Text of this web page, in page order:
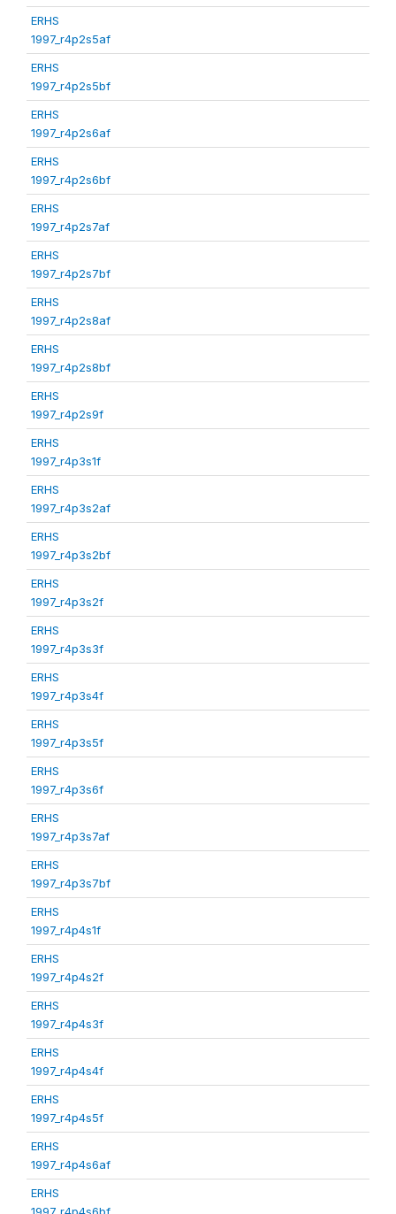
ERHS
1997_r4p2s5af
ERHS
1997_r4p2s5bf
ERHS
1997_r4p2s6af
ERHS
1997_r4p2s6bf
ERHS
1997_r4p2s7af
ERHS
1997_r4p2s7bf
ERHS
1997_r4p2s8af
ERHS
1997_r4p2s8bf
ERHS
1997_r4p2s9f
ERHS
1997_r4p3s1f
ERHS
1997_r4p3s2af
ERHS
1997_r4p3s2bf
ERHS
1997_r4p3s2f
ERHS
1997_r4p3s3f
ERHS
1997_r4p3s4f
ERHS
1997_r4p3s5f
ERHS
1997_r4p3s6f
ERHS
1997_r4p3s7af
ERHS
1997_r4p3s7bf
ERHS
1997_r4p4s1f
ERHS
1997_r4p4s2f
ERHS
1997_r4p4s3f
ERHS
1997_r4p4s4f
ERHS
1997_r4p4s5f
ERHS
1997_r4p4s6af
ERHS
1997_r4p4s6bf